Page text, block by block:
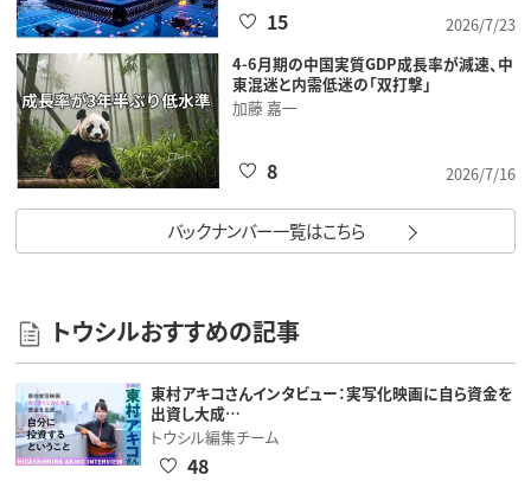
2026/7/23
15
4-6月期の中国実質GDP成長率が減速、中
東混迷と内需低迷の「双打撃」
加藤 嘉一
2026/7/16
8
バックナンバー一覧はこちら
トウシルおすすめの記事
東村アキコさんインタビュー：実写化映画に自ら資金を
出資し大成…
トウシル編集チーム
48